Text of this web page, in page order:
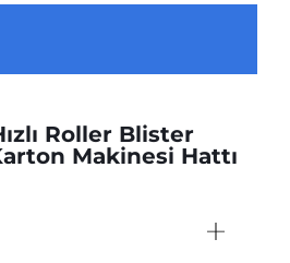
Roller Blister
Makinesi Hattı